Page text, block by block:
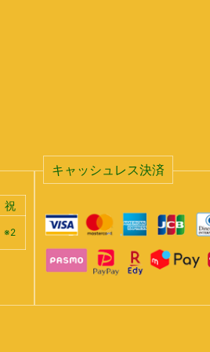
祝
※2
キャッシュレス決済